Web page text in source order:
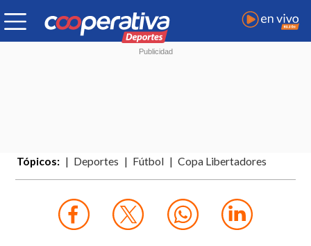
Tópicos: Deportes Fútbol Copa Libertadores